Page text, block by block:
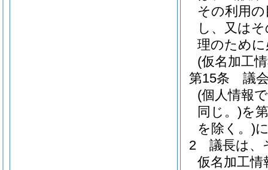
その利用
し、又は
理のため
(仮名加工
第15条
議
(個人情報
同じ。)を
を除く。)
2
議長は、
仮名加工